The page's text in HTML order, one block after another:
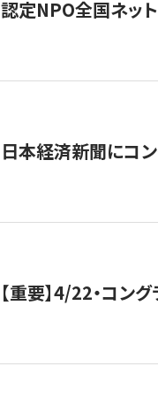
認定NPO全国ネッ
日本経済新聞にコ
【重要】4/22・コン